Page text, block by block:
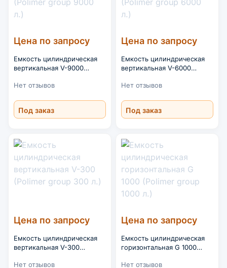
Цена по запросу
Емкость цилиндрическая
вертикальная V-9000
Нет отзывов
Под заказ
Цена по запросу
Емкость цилиндрическая
вертикальная V-6000
Нет отзывов
Под заказ
Цена по запросу
Емкость цилиндрическая
вертикальная V-300
Нет отзывов
Цена по запросу
Емкость цилиндрическая
горизонтальная G 1000
Нет отзывов